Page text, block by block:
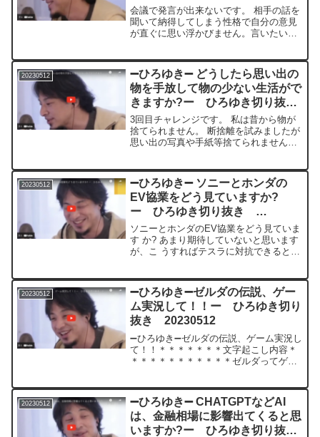
抜き 20230512
会議で発言が出来ないです。 相手の話を
聞いて納得してしまう性格で自分の意見
が直ぐに思い浮かびません。言いたいこ
どうしたら良いでしょうか。質問者：の
るるん （５００円...
20230512
➖ひろゆき➖ どうしたら思い出の
物を手放して物の少ない生活がで
きますか?ー ひろゆき切り抜
き 20230512
3回目チャレンジです。 私は昔から物が
捨てられません。 断捨離を試みましたが
思い出の写真や手紙等捨てられませんで
Naoko Imajo（１０００円）＊＊＊＊＊
＊＊文字...
20230512
➖ひろゆき➖ ソニーとホンダの
EV協業をどう見ていますか?
ー ひろゆき切り抜き
20230512
ソニーとホンダのEV協業をどう見ていま
す か? あまり期待していないと思います
が、こ うすればテスラに対抗できるとか
＊文字起こし内容＊＊＊＊＊＊＊＊＊＊
＊＊えっとテス...
20230512
➖ひろゆき➖ゼルダの伝説、ゲー
ム実況して！！ー ひろゆき切り
抜き 20230512
➖ひろゆき➖ゼルダの伝説、ゲーム実況し
て！！＊＊＊＊＊＊＊文字起こし内容＊
＊＊＊＊＊＊＊＊＊＊＊ゼルダってゲー
ム実況でなんかあのそのコメントでゼル
ダのゲーム実況してって...
20230512
➖ひろゆき➖ CHATGPTなどAI
は、金融相場に影響出てくると思
いますか?ー ひろゆき切り抜